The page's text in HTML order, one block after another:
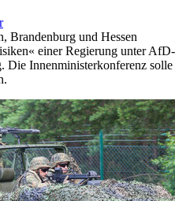
Brandenburg und Hessen
einer Regierung unter AfD-
Die Innenministerkonferenz solle